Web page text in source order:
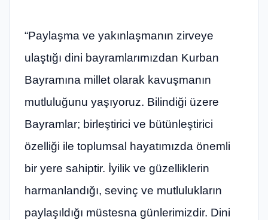
“Paylaşma ve yakınlaşmanın zirveye
ulaştığı dini bayramlarımızdan Kurban
Bayramına millet olarak kavuşmanın
mutluluğunu yaşıyoruz. Bilindiği üzere
Bayramlar; birleştirici ve bütünleştirici
özelliği ile toplumsal hayatımızda önemli
bir yere sahiptir. İyilik ve güzelliklerin
harmanlandığı, sevinç ve mutlulukların
paylaşıldığı müstesna günlerimizdir. Dini